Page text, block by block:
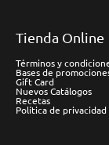
Tienda Online
Términos y
Bases de
Gift Card
Nuevos Catálogos
Recetas
Política de privacidad